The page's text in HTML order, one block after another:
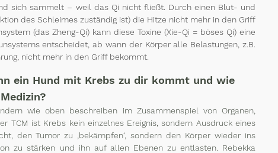
sich sammelt – weil das Qi nicht fließt. Durch einen Blut- und
des Schleimes zuständig ist) die Hitze nicht mehr in den Griff
(das Zheng-Qi) kann diese Toxine (Xie-Qi = böses Qi) eine
entscheidet, ab wann der Körper alle Belastungen, z.B.
nicht mehr in den Griff bekommt.
ein Hund mit Krebs zu dir kommt und wie
wie oben beschreiben im Zusammenspiel von Organen,
TCM ist Krebs kein einzelnes Ereignis, sondern Ausdruck eines
den Tumor zu ‚bekämpfen‘, sondern den Körper wieder ins
zu stärken und ihn auf allen Ebenen zu entlasten. Rebekka